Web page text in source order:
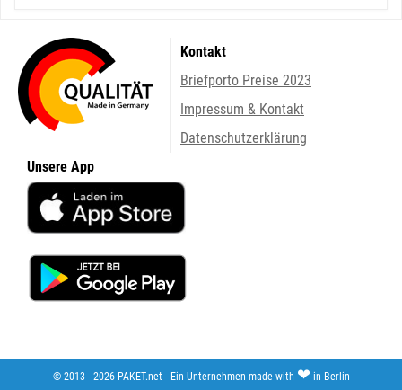
Kontakt
Briefporto Preise 2023
Impressum & Kontakt
Datenschutzerklärung
Unsere App
© 2013 - 2026 PAKET.net - Ein Unternehmen made with ❤ in Berlin